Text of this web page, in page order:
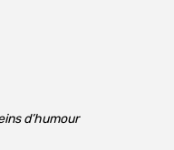
d’humour